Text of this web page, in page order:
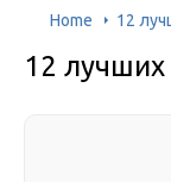
Home 12
12